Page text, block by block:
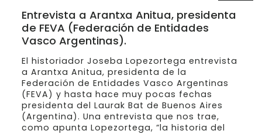
Entrevista a Arantxa Anitua, presidenta
de FEVA (Federación de Entidades
Vasco Argentinas).
El historiador Joseba Lopezortega entrevista
a Arantxa Anitua, presidenta de la
Federación de Entidades Vasco Argentinas
(FEVA) y hasta hace muy pocas fechas
presidenta del Laurak Bat de Buenos Aires
(Argentina). Una entrevista que nos trae,
como apunta Lopezortega, “la historia del